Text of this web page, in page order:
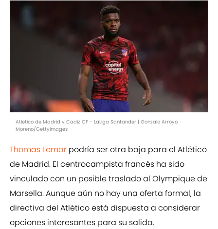
Atletico de Madrid v Cadiz CF - LaLiga Santander | Gonzalo Arroyo
Moreno/GettyImages
Thomas Lemar podría ser otra baja para el Atlético
de Madrid. El centrocampista francés ha sido
vinculado con un posible traslado al Olympique de
Marsella. Aunque aún no hay una oferta formal, la
directiva del Atlético está dispuesta a considerar
opciones interesantes para su salida.